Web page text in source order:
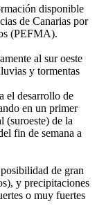
disponible
de Canarias por
(PEFMA).
al sur oeste
y tormentas
el desarrollo de
en un primer
(suroeste) de la
fin de semana a
de gran
y precipitaciones
o muy fuertes